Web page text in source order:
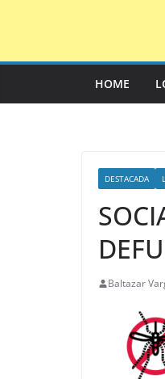
HOME
DESTACADA
Baltazar